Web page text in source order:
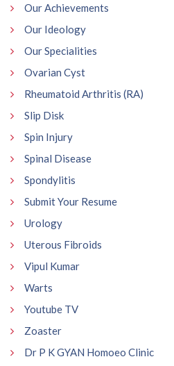
Our Achievements
Our Ideology
Our Specialities
Ovarian Cyst
Rheumatoid Arthritis (RA)
Slip Disk
Spin Injury
Spinal Disease
Spondylitis
Submit Your Resume
Urology
Uterous Fibroids
Vipul Kumar
Warts
Youtube TV
Zoaster
Dr P K GYAN Homoeo Clinic